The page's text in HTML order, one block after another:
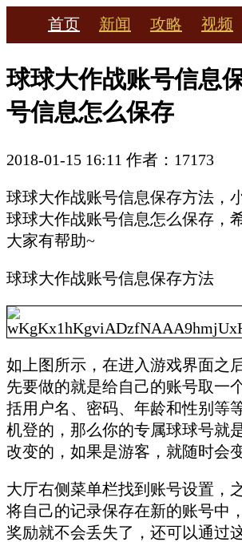
首页 新闻 攻略 视频
球球大作战账号信息
号信息怎么保存
2018-01-15 16:11 作者：17173
球球大作战账号信息保存方法，
球球大作战账号信息怎么保存，
大家有帮助~
球球大作战账号信息保存方法
如上图所示，在进入游戏界面之
先要做的就是给自己的账号取一
括用户名、密码、年龄和性别等
机登的，那么你的专属球球号就
改变的，如果是游客，就随时会变
大厅右侧菜单栏找到账号设置，
将自己的记录保存在新的账号中
奖励就不会丢失了，还可以通过